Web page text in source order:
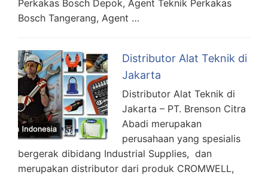
Perkakas Bosch Depok, Agent Teknik Perkakas
Bosch Tangerang, Agent …
Distributor Alat Teknik di
Jakarta
Distributor Alat Teknik di
Jakarta – PT. Brenson Citra
Abadi merupakan
perusahaan yang spesialis
bergerak dibidang Industrial Supplies, dan
merupakan distributor dari produk CROMWELL,